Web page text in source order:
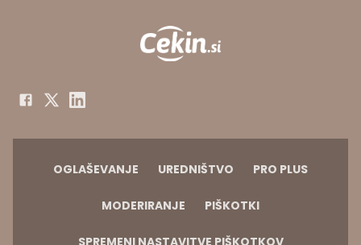
OGLAŠEVANJE UREDNIŠTVO PRO PLUS
MODERIRANJE PIŠKOTKI